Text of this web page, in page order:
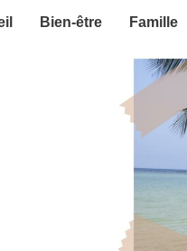
Bien-être Famille